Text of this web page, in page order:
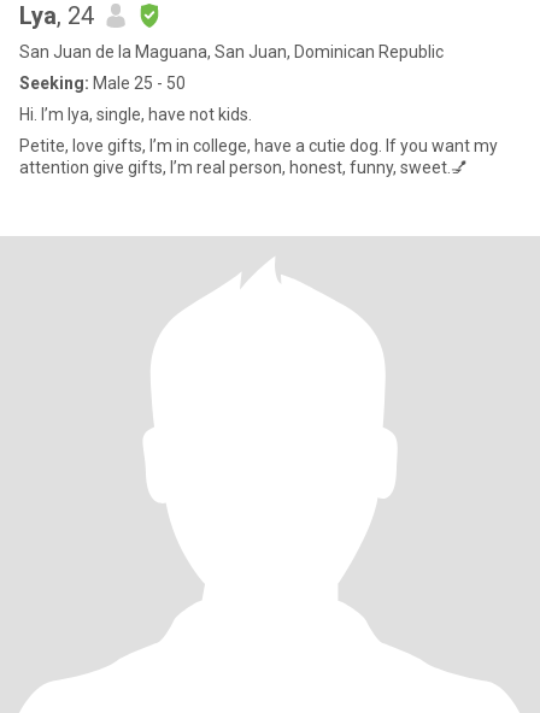
Lya, 24
San Juan de la Maguana, San Juan, Dominican Republic
Seeking: Male 25 - 50
Hi. I’m lya, single, have not kids.
Petite, love gifts, I’m in college, have a cutie dog. If you want my
attention give gifts, I’m real person, honest, funny, sweet.💅